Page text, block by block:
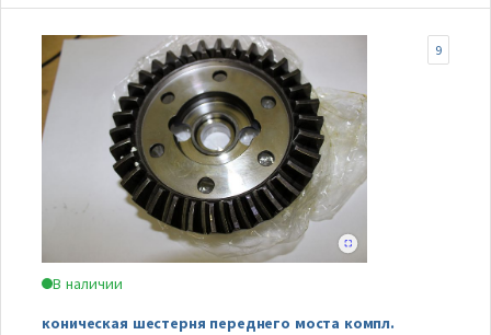
В наличии
коническая шестерня переднего моста компл.
9